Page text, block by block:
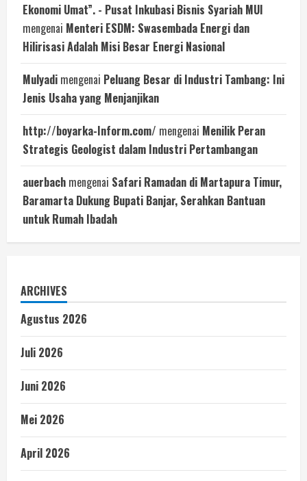
Ekonomi Umat”. - Pusat Inkubasi Bisnis Syariah MUI
mengenai Menteri ESDM: Swasembada Energi dan
Hilirisasi Adalah Misi Besar Energi Nasional
Mulyadi mengenai Peluang Besar di Industri Tambang: Ini
Jenis Usaha yang Menjanjikan
http://boyarka-Inform.com/ mengenai Menilik Peran
Strategis Geologist dalam Industri Pertambangan
auerbach mengenai Safari Ramadan di Martapura Timur,
Baramarta Dukung Bupati Banjar, Serahkan Bantuan
untuk Rumah Ibadah
ARCHIVES
Agustus 2026
Juli 2026
Juni 2026
Mei 2026
April 2026